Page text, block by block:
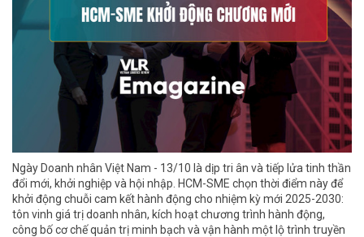
Ngày Doanh nhân Việt Nam - 13/10 là dịp tri ân và tiếp lửa tinh thần
đổi mới, khởi nghiệp và hội nhập. HCM-SME chọn thời điểm này để
khởi động chuỗi cam kết hành động cho nhiệm kỳ mới 2025-2030:
tôn vinh giá trị doanh nhân, kích hoạt chương trình hành động,
công bố cơ chế quản trị minh bạch và vận hành một lộ trình truyền